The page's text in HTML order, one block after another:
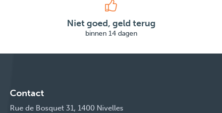
Niet goed, geld terug
binnen 14 dagen
Contact
Rue de Bosquet 31, 1400 Nivelles